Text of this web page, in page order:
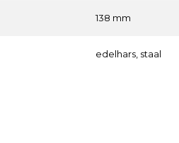
138 mm
edelhars, staal